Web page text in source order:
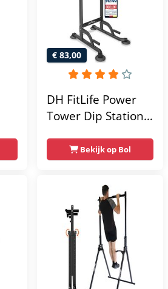
€ 83,00
DH FitLife Power
Tower Dip Station |
vrijstaand | dip
barren rugtrainer |
krachtstation
krachttoren |
fitnessstation |
power rack voor
thuis gym |
krachttraining voor
thuis
Bekijk op Bol